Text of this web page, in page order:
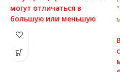
могут отличаться в
большую или меньшую
степень от реальных цен,
просим вас уточнять цену у
наших менеджеров, для